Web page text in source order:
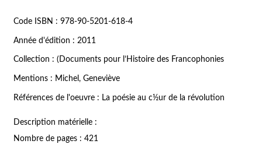
Code ISBN : 978-90-5201-618-4
Année d'édition : 2011
Collection : (Documents pour l’Histoire des Francophonies
Mentions : Michel, Geneviève
Références de l'oeuvre : La poésie au c½ur de la révolution
Description matérielle :
Nombre de pages : 421